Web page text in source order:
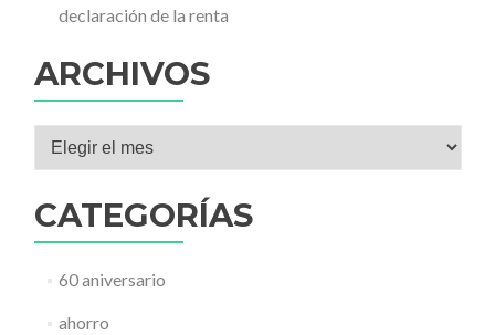
declaración de la renta
ARCHIVOS
Archivos
CATEGORÍAS
60 aniversario
ahorro